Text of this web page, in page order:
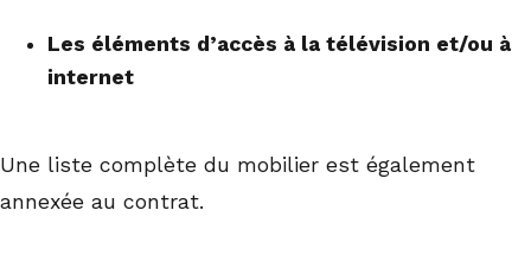
Les éléments d’accès à la télévision et/ou à
internet
Une liste complète du mobilier est également
annexée au contrat.